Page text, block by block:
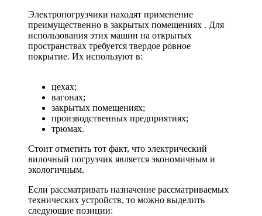
Электропогрузчики находят применение
преимущественно в закрытых помещениях . Для
использования этих машин на открытых
пространствах требуется твердое ровное
покрытие. Их используют в:
цехах;
вагонах;
закрытых помещениях;
производственных предприятиях;
трюмах.
Стоит отметить тот факт, что электрический
вилочный погрузчик является экономичным и
экологичным.
Если рассматривать назначение рассматриваемых
технических устройств, то можно выделить
следующие позиции: